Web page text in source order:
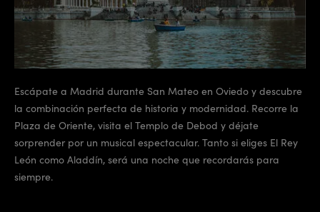
Escápate a Madrid durante San Mateo en Oviedo y descubre
la combinación perfecta de historia y modernidad. Recorre la
Plaza de Oriente, visita el Templo de Debod y déjate
sorprender por un musical espectacular. Tanto si eliges El Rey
León como Aladdín, será una noche que recordarás para
siempre.